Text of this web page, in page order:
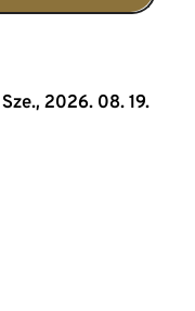
2026. 08. 19.